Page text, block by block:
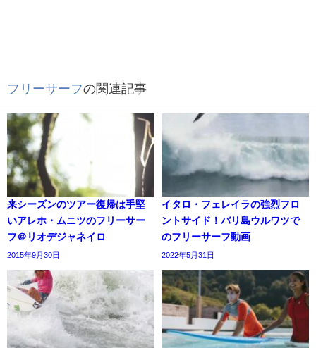
フリーサーフの関連記事
来シーズンのツアー復帰は手堅
いアレホ・ムニツのフリーサー
フ＠リオデジャネイロ
2015年9月30日
イタロ・フェレイラの強烈フロ
ントサイド！バリ島ウルワツで
のフリーサーフ動画
2022年5月31日